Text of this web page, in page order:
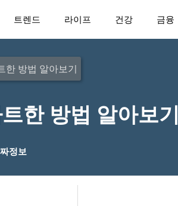
트렌드 라이프 건강 금융
한 방법 알아보기
한 방법 알아보기
정보